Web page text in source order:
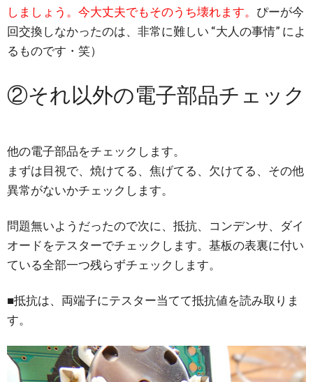
しましょう。今大丈夫でもそのうち壊れます。 ぴーが今
回交換しなかったのは、非常に難しい “大人の事情” によ
るものです・笑）
②それ以外の電子部品チェック
他の電子部品をチェックします。
まずは目視で、焼けてる、焦げてる、欠けてる、その他
異常がないかチェックします。
問題無いようだったので次に、抵抗、コンデンサ、ダイ
オードをテスターでチェックします。基板の表裏に付い
ている全部一つ残らずチェックします。
■抵抗は、両端子にテスター当てて抵抗値を読み取りま
す。